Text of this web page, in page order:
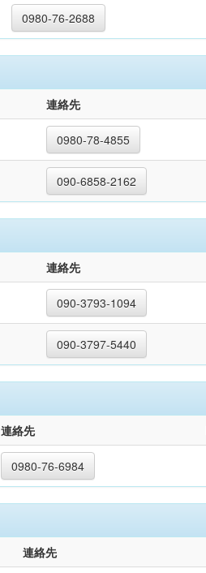
0980-76-2688
連絡先
0980-78-4855
090-6858-2162
連絡先
090-3793-1094
090-3797-5440
連絡先
0980-76-6984
連絡先